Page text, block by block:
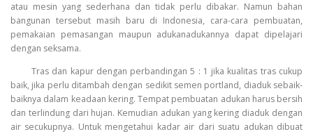
atau mesin yang sederhana dan tidak perlu dibakar. Namun bahan
bangunan tersebut masih baru di Indonesia, cara-cara pembuatan,
pemakaian pemasangan maupun adukanadukannya dapat dipelajari
dengan seksama.
Tras dan kapur dengan perbandingan 5 : 1 jika kualitas tras cukup
baik, jika perlu ditambah dengan sedikit semen portland, diaduk sebaik-
baiknya dalam keadaan kering. Tempat pembuatan adukan harus bersih
dan terlindung dari hujan. Kemudian adukan yang kering diaduk dengan
air secukupnya. Untuk mengetahui kadar air dari suatu adukan dibuat